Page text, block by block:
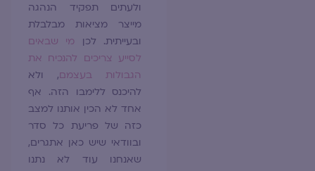
ולעתים תפקיד הנהגה
מייצר מציאות מבלבלת
ובעייתית. לכן מי שבאים
לסייע צריכים להנכיח את
הגבולות בעצמם, ולא
להיכנס ללימבו הזה. אף
אחד לא הכין אותנו למצב
כזה של פריעת כל סדר
ובוודאי שיש כאן אתגרים,
שאנחנו עוד לא נתנו